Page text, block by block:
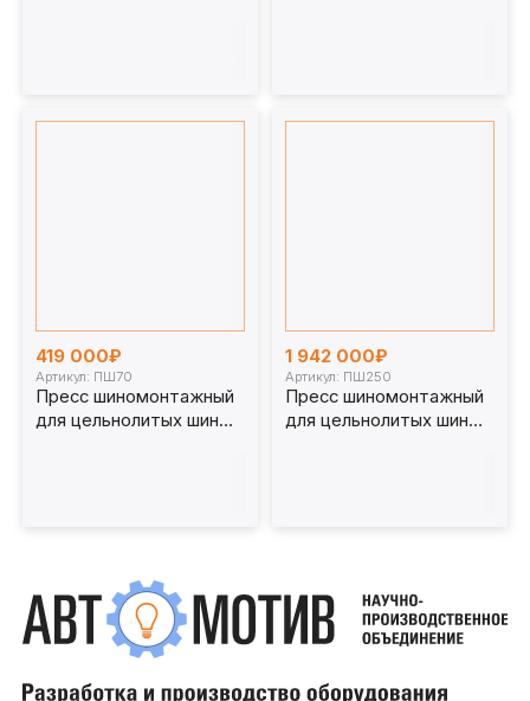
419 000₽
Артикул: ПШ70
Пресс шиномонтажный
для цельнолитых шин
1 942 000₽
Артикул: ПШ250
Пресс шиномонтажный
для цельнолитых шин